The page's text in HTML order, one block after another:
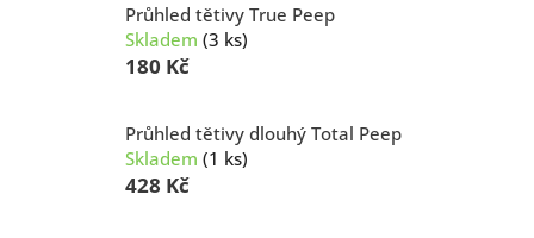
Průhled tětivy True Peep
Skladem (3 ks)
180 Kč
Průhled tětivy dlouhý Total Peep
Skladem (1 ks)
428 Kč